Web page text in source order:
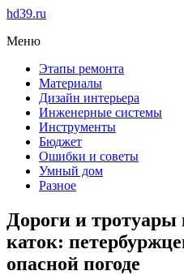
hd39.ru
Меню
Этапы ремонта
Материалы
Дизайн интерьера
Инженерные системы
Инструменты
Бюджет
Ошибки и советы
Умный дом
Разное
Дороги и тротуары
каток:
опасной погоде